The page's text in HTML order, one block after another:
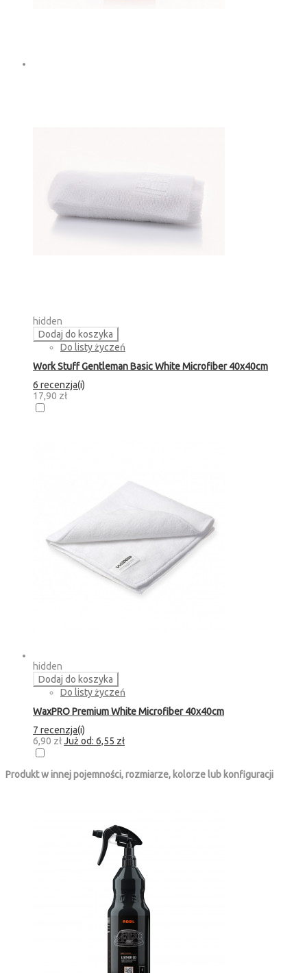
hidden
Dodaj do koszyka
Do listy życzeń
Work Stuff Gentleman Basic White Microfiber 40x40cm
6 recenzja(i)
17,90 zł
hidden
Dodaj do koszyka
Do listy życzeń
WaxPRO Premium White Microfiber 40x40cm
7 recenzja(i)
6,90 złJuż od: 6,55 zł
Produkt w innej pojemności, rozmiarze, kolorze lub konfiguracji